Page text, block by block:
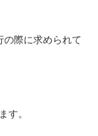
の際に求められて
す。